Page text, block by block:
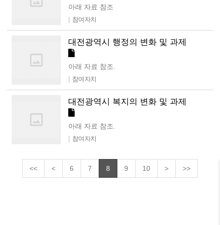
아래 자료 참조
| 참여자치
대전광역시 행정의 변화 및 과제
아래 자료 참조.
| 참여자치
대전광역시 복지의 변화 및 과제
아래 자료 참조.
| 참여자치
<< < 6 7 8 9 10 > >>